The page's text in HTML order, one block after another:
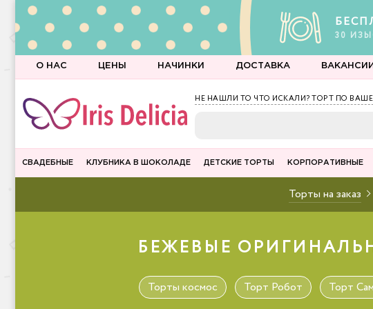
30
О НАС ЦЕНЫ НАЧИНКИ ДОСТАВКА ВАКАНСИИ
НЕ НАШЛИ ТО ЧТО ИСКАЛИ? ТОРТ ПО
СВАДЕБНЫЕ КЛУБНИКА В ШОКОЛАДЕ ДЕТСКИЕ ТОРТЫ КОРПОРАТИВНЫЕ
Торты на заказ
БЕЖЕВЫЕ
Торты космос Торт Робот Торт